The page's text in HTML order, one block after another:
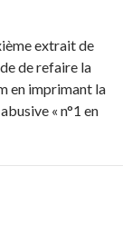
extrait de
de refaire la
en imprimant la
« n°1 en